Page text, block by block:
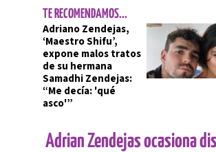
TE RECOMENDAMOS...
Adriano Zendejas,
‘Maestro Shifu’,
expone malos tratos
de su hermana
Samadhi Zendejas:
“Me decía: 'qué
asco'”
Adrian Zendejas ocasiona